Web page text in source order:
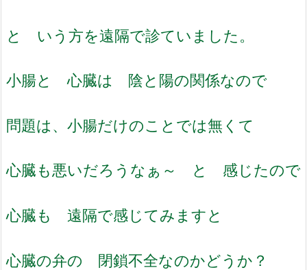
と いう方を遠隔で診ていました。
小腸と 心臓は 陰と陽の関係なので
問題は、小腸だけのことでは無くて
心臓も悪いだろうなぁ～ と 感じたので
心臓も 遠隔で感じてみますと
心臓の弁の 閉鎖不全なのかどうか？